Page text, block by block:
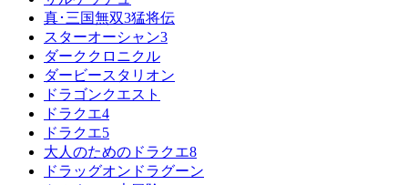
真･三国無双3猛将伝
スターオーシャン3
ダーククロニクル
ダービースタリオン
ドラゴンクエスト
ドラクエ4
ドラクエ5
大人のためのドラクエ8
ドラッグオンドラグーン